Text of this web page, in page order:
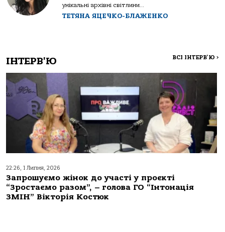
унікальні архівні світлини...
ТЕТЯНА ЯЦЕЧКО-БЛАЖЕНКО
ІНТЕРВ'Ю ВСІ ІНТЕРВ'Ю >
22:26, 1 Липня, 2026
Запрошуємо жінок до участі у проєкті
“Зростаємо разом”, – голова ГО “Інтонація
ЗМІН” Вікторія Костюк